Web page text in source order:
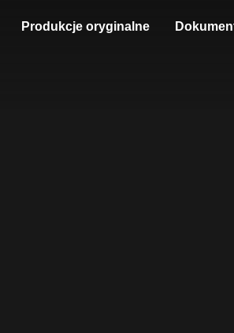
Produkcje oryginalne